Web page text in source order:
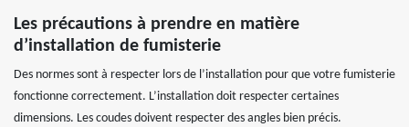
Les précautions à prendre en matière
d’installation de fumisterie
Des normes sont à respecter lors de l’installation pour que votre fumisterie
fonctionne correctement. L’installation doit respecter certaines
dimensions. Les coudes doivent respecter des angles bien précis.